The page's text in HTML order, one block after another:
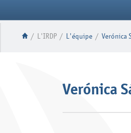
/ L'IRDP / L'équipe / Verónica
Verónica